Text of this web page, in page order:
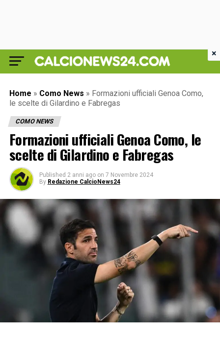
Home » Como News » Formazioni ufficiali Genoa Como,
le scelte di Gilardino e Fabregas
COMO NEWS
Formazioni ufficiali Genoa Como, le
scelte di Gilardino e Fabregas
Published 2 anni ago on 7 Novembre 2024
By Redazione CalcioNews24
×